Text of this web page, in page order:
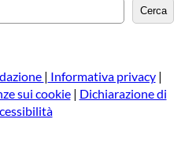
e
a
Cerca
| Informativa privacy|
sui cookie| Dichiarazione di